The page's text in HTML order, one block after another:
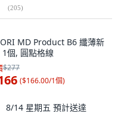
(205)
MD Product B6 纖薄新
個, 圓點格線
$277
($166.00/1個)
8/14 星期五 預計送達